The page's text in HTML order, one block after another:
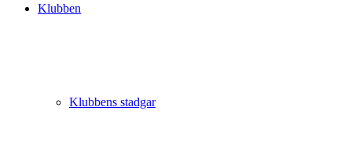
Klubben
Klubbens stadgar